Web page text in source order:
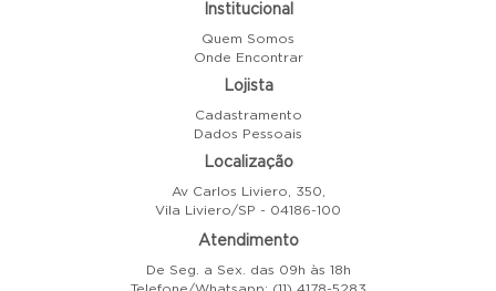
Institucional
Quem Somos
Onde Encontrar
Lojista
Cadastramento
Dados Pessoais
Localização
Av Carlos Liviero, 350,
Vila Liviero/SP - 04186-100
Atendimento
De Seg. a Sex. das 09h às 18h